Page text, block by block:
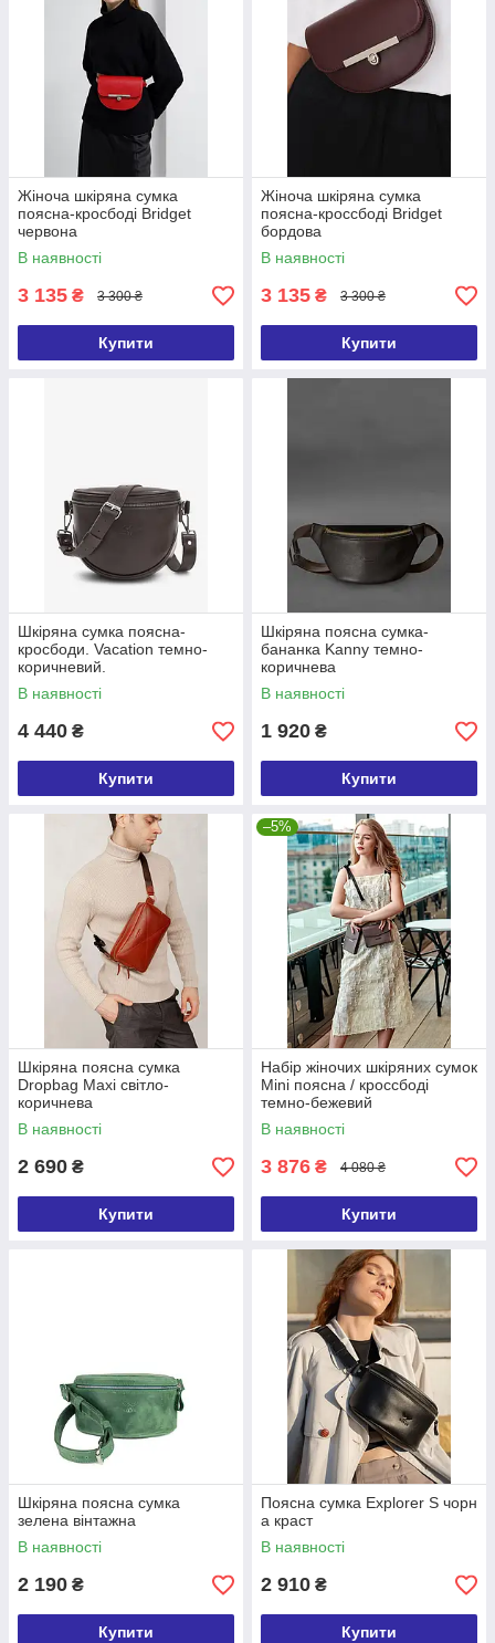
Жіноча шкіряна сумка
поясна-кросбоді Bridget
червона
В наявності
3 135 ₴ 3 300 ₴
Купити
Жіноча шкіряна сумка
поясна-кроссбоді Bridget
бордова
В наявності
3 135 ₴ 3 300 ₴
Купити
Шкіряна сумка поясна-
кросбоди. Vacation темно-
коричневий.
В наявності
4 440 ₴
Купити
Шкіряна поясна сумка-
бананка Kanny темно-
коричнева
В наявності
1 920 ₴
Купити
Шкіряна поясна сумка
Dropbag Maxi світло-
коричнева
В наявності
2 690 ₴
Купити
–5%
Набір жіночих шкіряних сумок
Mini поясна / кроссбоді
темно-бежевий
В наявності
3 876 ₴ 4 080 ₴
Купити
Шкіряна поясна сумка
зелена вінтажна
В наявності
2 190 ₴
Купити
Поясна сумка Explorer S чорн
а краст
В наявності
2 910 ₴
Купити